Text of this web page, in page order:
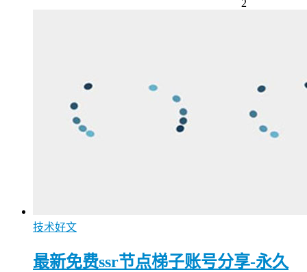
2
技术好文
最新免费ssr节点梯子账号分享-永久